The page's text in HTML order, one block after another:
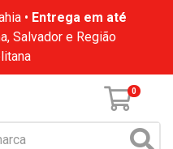
• Entrega em até
Salvador e Região
0